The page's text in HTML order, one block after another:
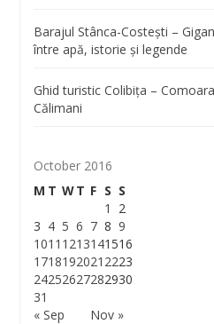
Barajul Stânca-Costești –
între apă, istorie și legende
Ghid turistic Colibița –
Călimani
October 2016
M T WT F S S
« Sep Nov »
1
2
3 4 5 6 7 8 9
1011 1213141516
1718192021 2223
24252627282930
31